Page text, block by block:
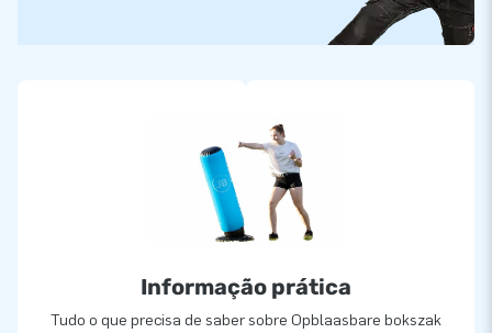
Informação prática
Tudo o que precisa de saber sobre Opblaasbare bokszak